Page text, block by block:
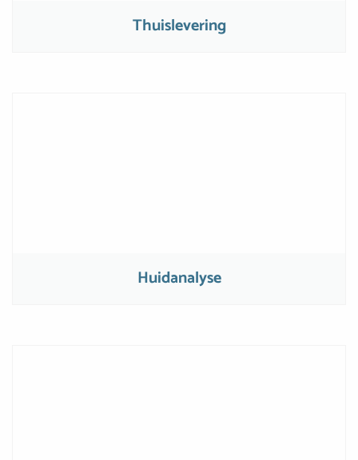
Thuislevering
Huidanalyse